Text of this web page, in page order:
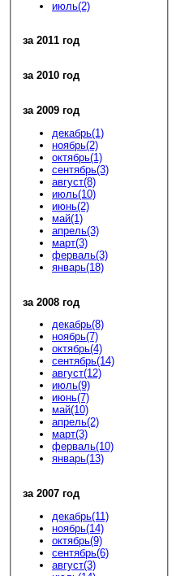
июль(2)
за 2011 год
за 2010 год
за 2009 год
декабрь(1)
ноябрь(2)
октябрь(1)
сентябрь(3)
август(8)
июль(10)
июнь(2)
май(1)
апрель(3)
март(3)
ферваль(3)
январь(18)
за 2008 год
декабрь(8)
ноябрь(7)
октябрь(4)
сентябрь(14)
август(12)
июль(9)
июнь(7)
май(10)
апрель(2)
март(3)
ферваль(10)
январь(13)
за 2007 год
декабрь(11)
ноябрь(14)
октябрь(9)
сентябрь(6)
август(3)